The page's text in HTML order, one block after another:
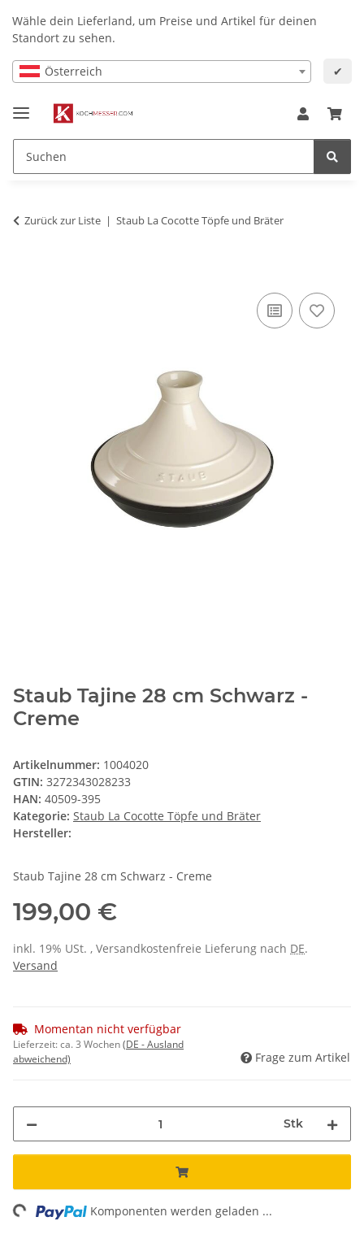
Wähle dein Lieferland, um Preise und Artikel für deinen
Standort zu sehen.
Österreich ✔
Zurück zur Liste Staub La Cocotte Töpfe und Bräter
Staub Tajine 28 cm Schwarz -
Creme
Artikelnummer: 1004020
GTIN: 3272343028233
HAN: 40509-395
Kategorie: Staub La Cocotte Töpfe und Bräter
Hersteller:
Staub Tajine 28 cm Schwarz - Creme
199,00 €
inkl. 19% USt. , Versandkostenfreie Lieferung nach DE.
Versand
Momentan nicht verfügbar
Lieferzeit:ca. 3 Wochen(DE - Ausland
abweichend)
Frage zum Artikel
Stk
Komponenten werden geladen ...